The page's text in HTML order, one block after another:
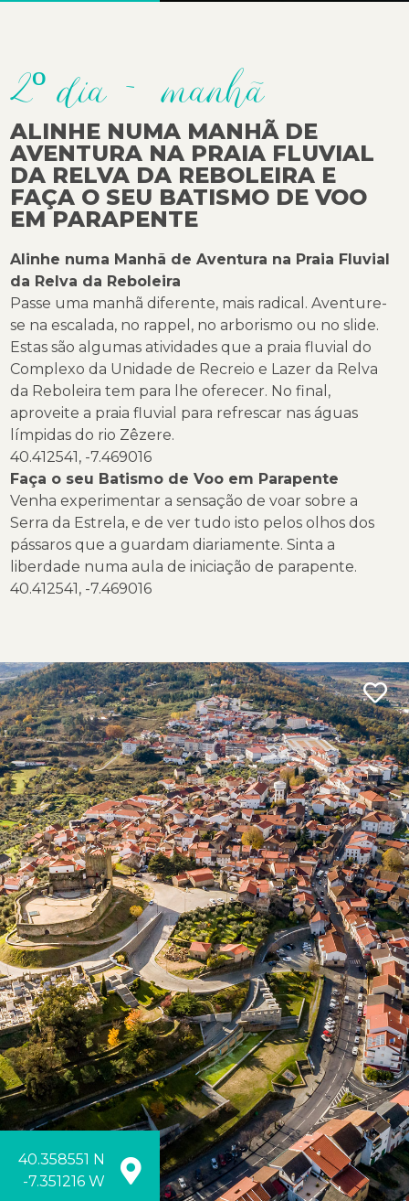
2º dia - manhã
ALINHE NUMA MANHÃ DE
AVENTURA NA PRAIA FLUVIAL
DA RELVA DA REBOLEIRA E
FAÇA O SEU BATISMO DE VOO
EM PARAPENTE
Alinhe numa Manhã de Aventura na Praia Fluvial
da Relva da Reboleira
Passe uma manhã diferente, mais radical. Aventure-
se na escalada, no rappel, no arborismo ou no slide.
Estas são algumas atividades que a praia fluvial do
Complexo da Unidade de Recreio e Lazer da Relva
da Reboleira tem para lhe oferecer. No final,
aproveite a praia fluvial para refrescar nas águas
límpidas do rio Zêzere.
40.412541, -7.469016
Faça o seu Batismo de Voo em Parapente
Venha experimentar a sensação de voar sobre a
Serra da Estrela, e de ver tudo isto pelos olhos dos
pássaros que a guardam diariamente. Sinta a
liberdade numa aula de iniciação de parapente.
40.412541, -7.469016
40.358551 N
-7.351216 W